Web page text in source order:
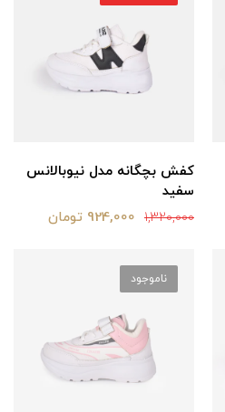
کفش بچگانه مدل نیوبالانس
سفید
1,320,000 924,000 تومان
ناموجود